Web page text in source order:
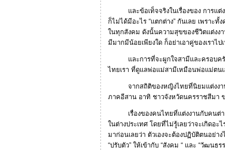
และข้อเท็จจริงในเรื่องของ การแต่ง
ก็ไม่ได้มีอะไร “แตกต่าง” กันเลย เพราะ
ในทุกสังคม ดังนั้นความสุขของชีวิตแต่งง
มีมากมีน้อยเพียงใด ก็อย่าเอาคู่ของเราไ
และการที่จะผูกใจสามีและครอบครัว
ไทยเรา ที่ดูแลพ่อแม่สามีเหมือนพ่อแม่ตนเ
จากสถิติของหญิงไทยที่นิยมแต่งงาน
ภาคอีสาน อาทิ ชาวจังหวัดนครราชสีมา
เรื่องของคนไทยที่แต่งงานกับคนต่าง
ในต่างประเทศ โดยที่ไม่รู้เลยว่าจะเกิดอะไ
มาก่อนเลยว่า ตัวเองจะต้องปฏิบัติตนอย่า
“ปรับตัว” ให้เข้ากับ “สังคม “ และ “วัฒน